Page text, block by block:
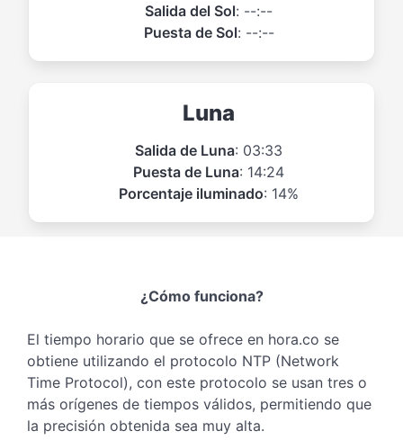
Salida del Sol: --:--
Puesta de Sol: --:--
Luna
Salida de Luna: 03:33
Puesta de Luna: 14:24
Porcentaje iluminado: 14%
¿Cómo funciona?
El tiempo horario que se ofrece en hora.co se
obtiene utilizando el protocolo NTP (Network
Time Protocol), con este protocolo se usan tres o
más orígenes de tiempos válidos, permitiendo que
la precisión obtenida sea muy alta.